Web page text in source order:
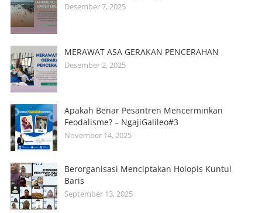
Desember 7, 2025
MERAWAT ASA GERAKAN PENCERAHAN
Desember 2, 2025
Apakah Benar Pesantren Mencerminkan
Feodalisme? – NgajiGalileo#3
November 14, 2025
Berorganisasi Menciptakan Holopis Kuntul
Baris
September 13, 2025